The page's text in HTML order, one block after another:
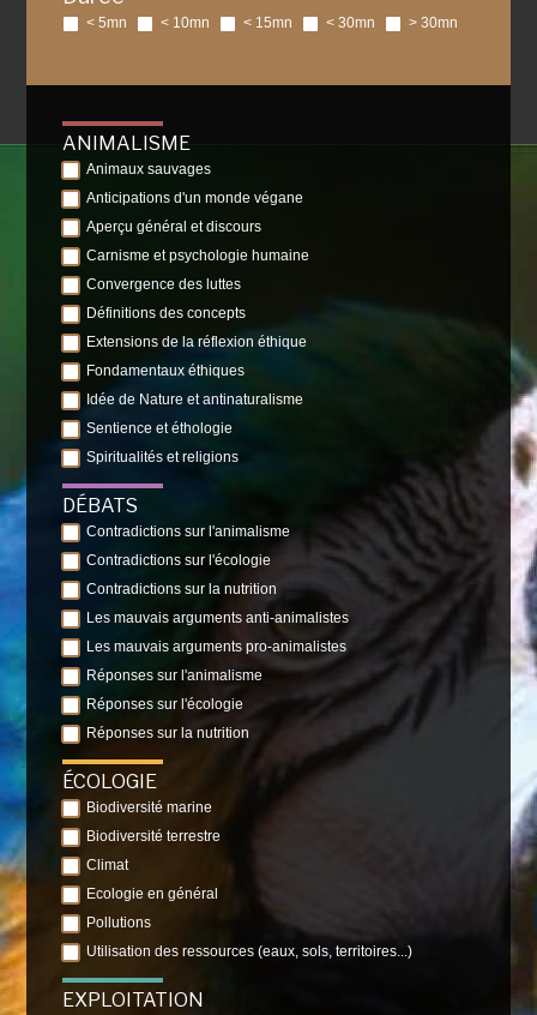
< 5mn < 10mn < 15mn < 30mn > 30mn
ANIMALISME
Animaux sauvages
Anticipations d'un monde végane
Aperçu général et discours
Carnisme et psychologie humaine
Convergence des luttes
Définitions des concepts
Extensions de la réflexion éthique
Fondamentaux éthiques
Idée de Nature et antinaturalisme
Sentience et éthologie
Spiritualités et religions
DÉBATS
Contradictions sur l'animalisme
Contradictions sur l'écologie
Contradictions sur la nutrition
Les mauvais arguments anti-animalistes
Les mauvais arguments pro-animalistes
Réponses sur l'animalisme
Réponses sur l'écologie
Réponses sur la nutrition
ÉCOLOGIE
Biodiversité marine
Biodiversité terrestre
Climat
Ecologie en général
Pollutions
Utilisation des ressources (eaux, sols, territoires...)
EXPLOITATION